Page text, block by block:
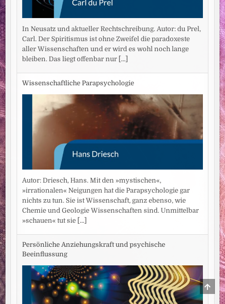
In Neusatz und aktueller Rechtschreibung. Autor: du Prel,
Carl. Der Spiritismus ist ohne Zweifel die paradoxeste
aller Wissenschaften und er wird es wohl noch lange
bleiben. Das liegt offenbar nur [...]
Wissenschaftliche Parapsychologie
Autor: Driesch, Hans. Mit den »mystischen«,
»irrationalen« Neigungen hat die Parapsychologie gar
nichts zu tun. Sie ist Wissenschaft, ganz ebenso, wie
Chemie und Geologie Wissenschaften sind. Unmittelbar
»schauen« tut sie [...]
Persönliche Anziehungskraft und psychische
Beeinflussung
TO
TOP